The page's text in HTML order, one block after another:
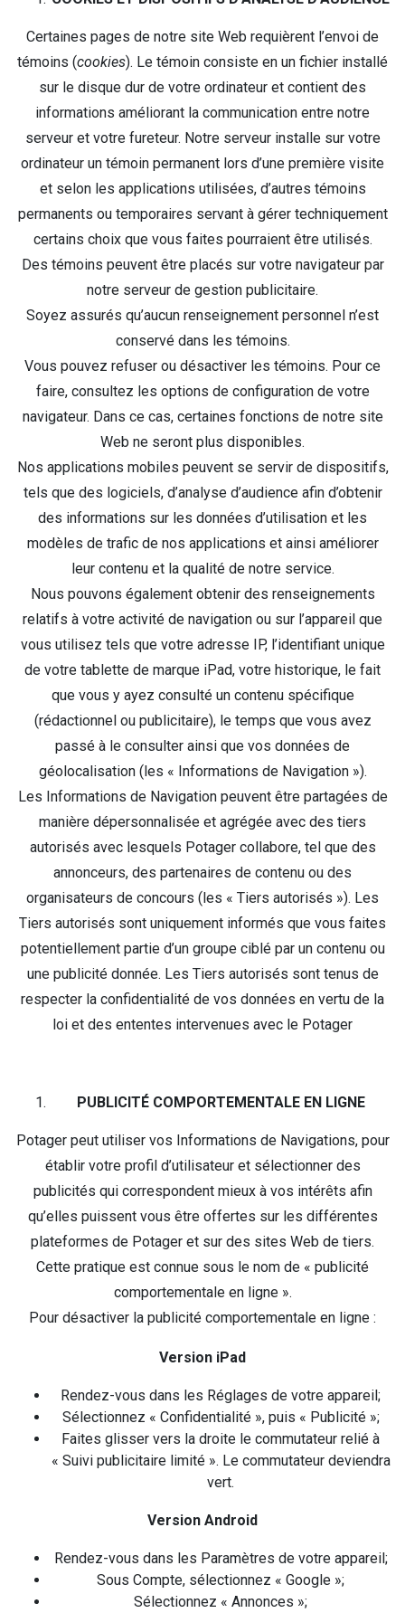
Certaines pages de notre site Web requièrent l’envoi de
témoins (cookies). Le témoin consiste en un fichier installé
sur le disque dur de votre ordinateur et contient des
informations améliorant la communication entre notre
serveur et votre fureteur. Notre serveur installe sur votre
ordinateur un témoin permanent lors d’une première visite
et selon les applications utilisées, d’autres témoins
permanents ou temporaires servant à gérer techniquement
certains choix que vous faites pourraient être utilisés.
Des témoins peuvent être placés sur votre navigateur par
notre serveur de gestion publicitaire.
Soyez assurés qu’aucun renseignement personnel n’est
conservé dans les témoins.
Vous pouvez refuser ou désactiver les témoins. Pour ce
faire, consultez les options de configuration de votre
navigateur. Dans ce cas, certaines fonctions de notre site
Web ne seront plus disponibles.
Nos applications mobiles peuvent se servir de dispositifs,
tels que des logiciels, d’analyse d’audience afin d’obtenir
des informations sur les données d’utilisation et les
modèles de trafic de nos applications et ainsi améliorer
leur contenu et la qualité de notre service.
Nous pouvons également obtenir des renseignements
relatifs à votre activité de navigation ou sur l’appareil que
vous utilisez tels que votre adresse IP, l’identifiant unique
de votre tablette de marque iPad, votre historique, le fait
que vous y ayez consulté un contenu spécifique
(rédactionnel ou publicitaire), le temps que vous avez
passé à le consulter ainsi que vos données de
géolocalisation (les « Informations de Navigation »).
Les Informations de Navigation peuvent être partagées de
manière dépersonnalisée et agrégée avec des tiers
autorisés avec lesquels Potager collabore, tel que des
annonceurs, des partenaires de contenu ou des
organisateurs de concours (les « Tiers autorisés »). Les
Tiers autorisés sont uniquement informés que vous faites
potentiellement partie d’un groupe ciblé par un contenu ou
une publicité donnée. Les Tiers autorisés sont tenus de
respecter la confidentialité de vos données en vertu de la
loi et des ententes intervenues avec le Potager
PUBLICITÉ COMPORTEMENTALE EN LIGNE
Potager peut utiliser vos Informations de Navigations, pour
établir votre profil d’utilisateur et sélectionner des
publicités qui correspondent mieux à vos intérêts afin
qu’elles puissent vous être offertes sur les différentes
plateformes de Potager et sur des sites Web de tiers.
Cette pratique est connue sous le nom de « publicité
comportementale en ligne ».
Pour désactiver la publicité comportementale en ligne :
Version iPad
Rendez-vous dans les Réglages de votre appareil;
Sélectionnez « Confidentialité », puis « Publicité »;
Faites glisser vers la droite le commutateur relié à
« Suivi publicitaire limité ». Le commutateur deviendra
vert.
Version Android
Rendez-vous dans les Paramètres de votre appareil;
Sous Compte, sélectionnez « Google »;
Sélectionnez « Annonces »;